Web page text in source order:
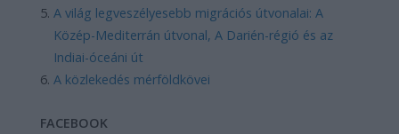
A világ legveszélyesebb migrációs útvonalai: A
Közép-Mediterrán útvonal, A Darién-régió és az
Indiai-óceáni út
A közlekedés mérföldkövei
FACEBOOK